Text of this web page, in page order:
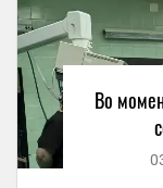
Во